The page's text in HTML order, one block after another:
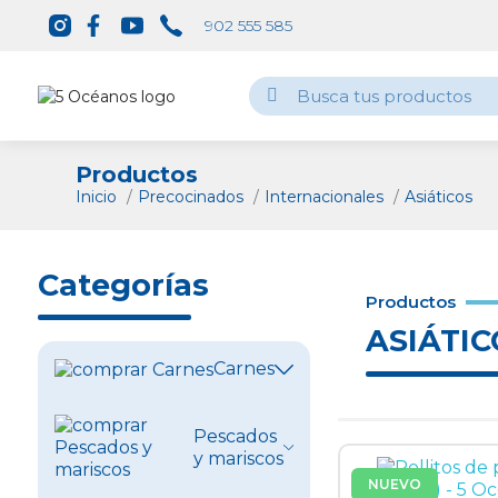
902 555 585
Productos
Inicio Precocinados Internacionales Asiáticos
Categorías
Carnes
Ver todo
Vacuno
Pescados
y mariscos
Productos
NUEVO